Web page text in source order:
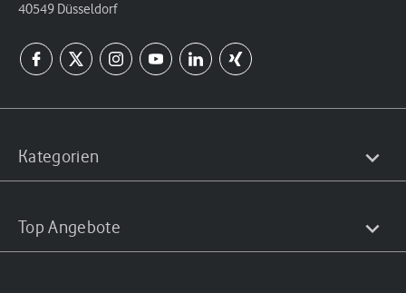
40549 Düsseldorf
Kategorien
Top Angebote